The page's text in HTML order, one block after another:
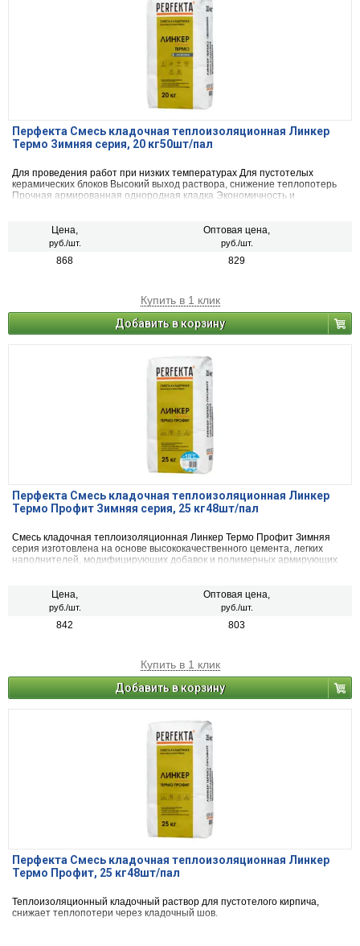
Перфекта Смесь кладочная теплоизоляционная Линкер
Термо Зимняя серия, 20 кг50шт/пал
Для проведения работ при низких температурах Для пустотелых
керамических блоков Высокий выход раствора, снижение теплопотерь
Прочная армированная однородная кладка Экономичность и
Цена,
руб./шт.
Оптовая цена,
руб./шт.
868 829
Купить в 1 клик
Добавить в корзину
Перфекта Смесь кладочная теплоизоляционная Линкер
Термо Профит Зимняя серия, 25 кг48шт/пал
Смесь кладочная теплоизоляционная Линкер Термо Профит Зимняя
серия изготовлена на основе высококачественного цемента, легких
наполнителей, модифицирующих добавок и полимерных армирующих
человека.Цена,
руб./шт.
Оптовая цена,
руб./шт.
842 803
Купить в 1 клик
Добавить в корзину
Перфекта Смесь кладочная теплоизоляционная Линкер
Термо Профит, 25 кг48шт/пал
Теплоизоляционный кладочный раствор для пустотелого кирпича,
снижает теплопотери через кладочный шов.